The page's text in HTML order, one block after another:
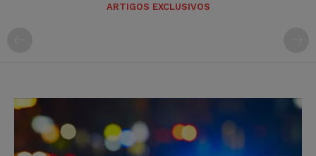
ARTIGOS EXCLUSIVOS